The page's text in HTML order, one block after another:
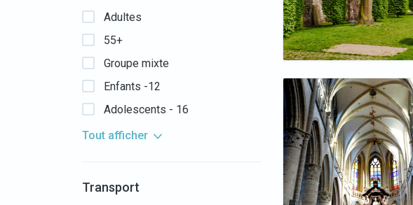
Adultes
55+
Groupe mixte
Enfants -12
Adolescents - 16
Tout afficher
Transport